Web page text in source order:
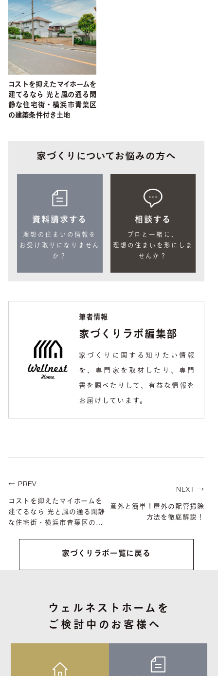
コストを抑えたマイホームを
建てるなら 光と風の通る閑
静な住宅街・横浜市青葉区
の建築条件付き土地
家づくりについてお悩みの方へ
資料請求する
理想の住まいの情報を
お受け取りになりません
か？
相談する
プロと一緒に、
理想の住まいを形にしま
せんか？
筆者情報
家づくりラボ編集部
家づくりに関する知りたい情報
を、専門家を取材したり、専門
書を調べたりして、有益な情報を
お届けしています。
← PREV
コストを抑えたマイホームを
建てるなら 光と風の通る閑静
な住宅街・横浜市青葉区の建
NEXT →
意外と簡単！屋外の配管掃除
方法を徹底解説！
家づくりラボ一覧に戻る
ウェルネストホームを
ご検討中のお客様へ